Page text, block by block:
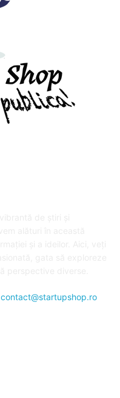
contact@startupshop.ro